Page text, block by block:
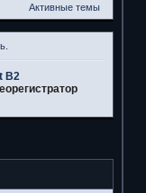
Активные темы
B2